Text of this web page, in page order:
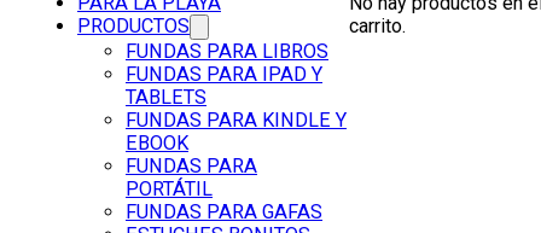
PRODUCTOS
FUNDAS PARA LIBROS
FUNDAS PARA IPAD Y
TABLETS
FUNDAS PARA KINDLE Y
EBOOK
FUNDAS PARA
PORTÁTIL
FUNDAS PARA GAFAS
carrito.